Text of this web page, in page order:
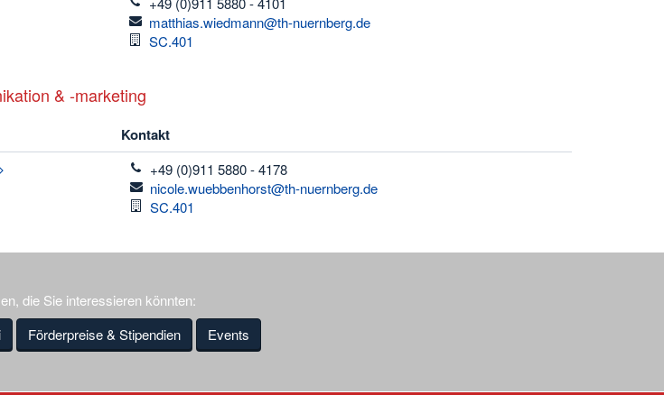
email
matthias.wiedmann@th-nuernberg.de
Raum
SC.401
& -marketing
Kontakt
telefon
+49 (0)911 5880 - 4178
email
nicole.wuebbenhorst@th-nuernberg.de
Raum
SC.401
die Sie interessieren könnten:
Förderpreise & Stipendien Events